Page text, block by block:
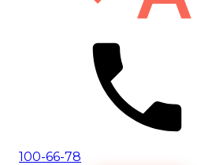
100-66-78